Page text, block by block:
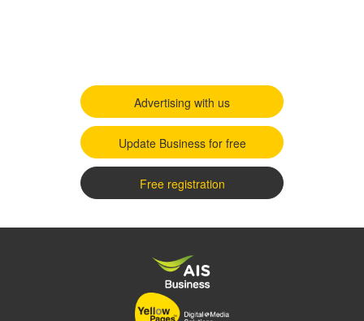
Advertising with us
Update Business for free
Free registration